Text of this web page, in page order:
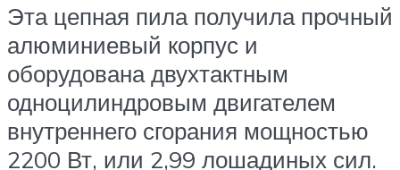
Эта цепная пила получила прочный
алюминиевый корпус и
оборудована двухтактным
одноцилиндровым двигателем
внутреннего сгорания мощностью
2200 Вт, или 2,99 лошадиных сил.